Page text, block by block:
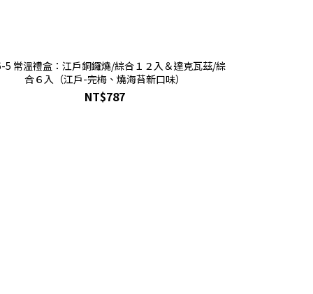
5 常溫禮盒：江戶銅鑼燒/綜合１２入＆達克瓦茲/綜
合６入（江戶-完梅、燒海苔新口味）
NT$787